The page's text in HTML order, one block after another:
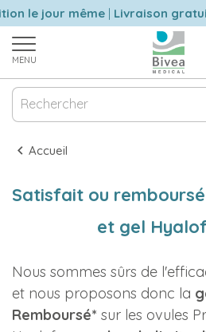
le jour même|Livraison gratuite
MENU
Accueil
Satisfait ou
et gel
Nous sommes sûrs de
et nous proposons donc la
Remboursé* sur les ovules